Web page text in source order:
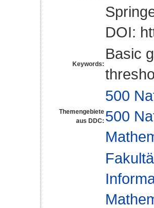
DOI:
Keywords:
Basic
Themengebiete
aus DDC:
500
500